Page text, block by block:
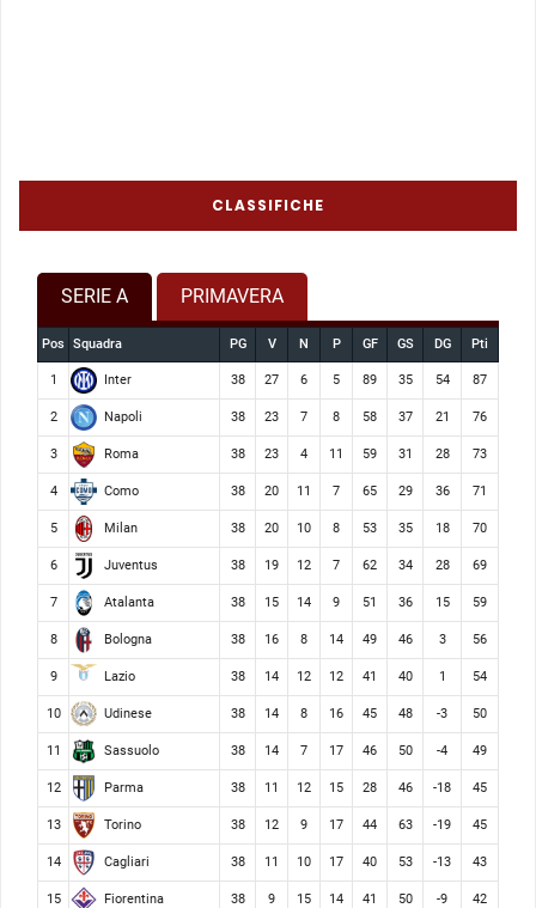
CLASSIFICHE
SERIE A PRIMAVERA
Pos Squadra PG V N P GF GS DG Pti
1 Inter 38 27 6 5 89 35 54 87
2 Napoli 38 23 7 8 58 37 21 76
3 Roma 38 23 4 11 59 31 28 73
4 Como 38 20 11 7 65 29 36 71
5 Milan 38 20 10 8 53 35 18 70
6 Juventus 38 19 12 7 62 34 28 69
7 Atalanta 38 15 14 9 51 36 15 59
8 Bologna 38 16 8 14 49 46 3 56
9 Lazio 38 14 12 12 41 40 1 54
10 Udinese 38 14 8 16 45 48 -3 50
11 Sassuolo 38 14 7 17 46 50 -4 49
12 Parma 38 11 12 15 28 46 -18 45
13 Torino 38 12 9 17 44 63 -19 45
14 Cagliari 38 11 10 17 40 53 -13 43
15 Fiorentina 38 9 15 14 41 50 -9 42